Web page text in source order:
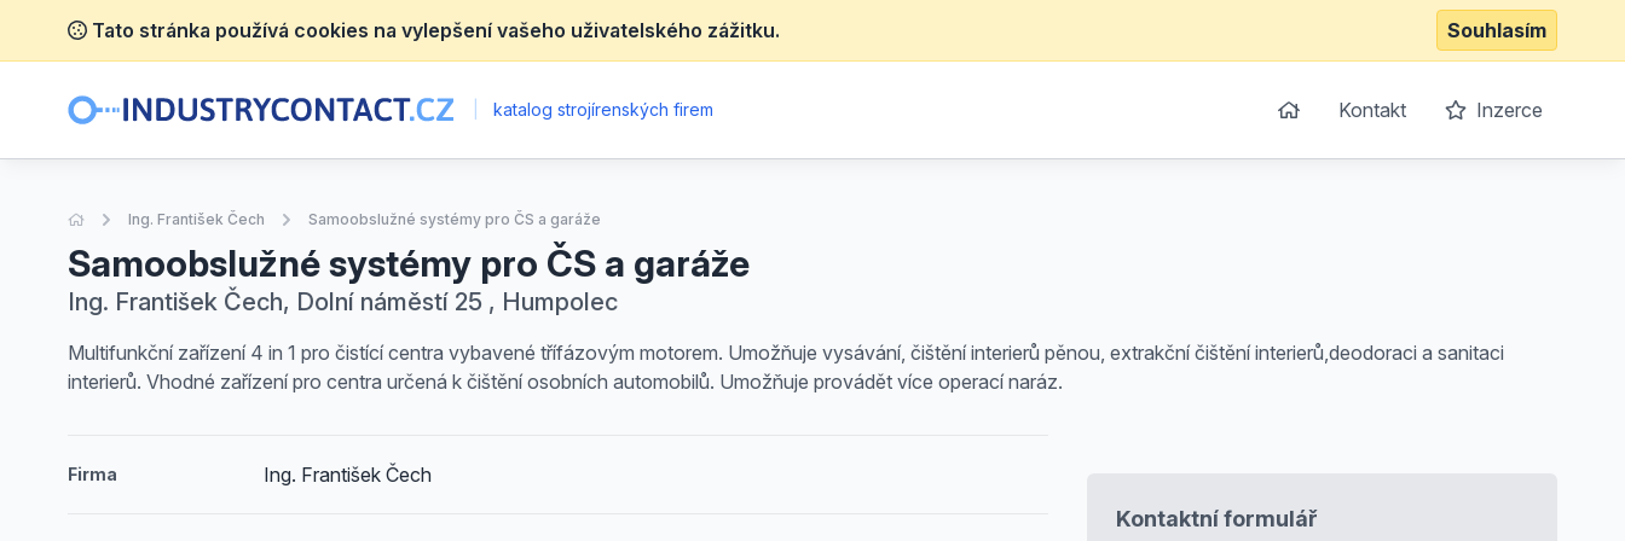
Tato stránka používá cookies na vylepšení vašeho uživatelského zážitku. Souhlasím
katalog strojírenských firem Kontakt Inzerce
Úvodní stránka
Ing. František Čech Samoobslužné systémy pro ČS a garáže
Samoobslužné systémy pro ČS a garáže
Ing. František Čech, Dolní náměstí 25 , Humpolec
Multifunkční zařízení 4 in 1 pro čistící centra vybavené třífázovým motorem. Umožňuje vysávání, čištění interierů pěnou, extrakční čištění interierů,deodoraci a sanitaci
interierů. Vhodné zařízení pro centra určená k čištění osobních automobilů. Umožňuje provádět více operací naráz.
Firma Ing. František Čech
Kontaktní formulář